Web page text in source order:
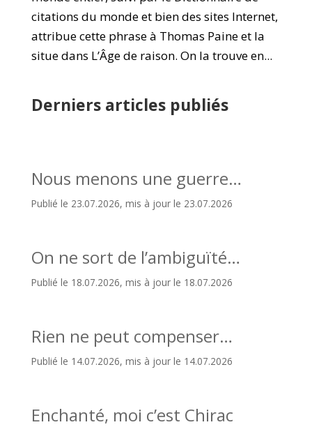
citations du monde et bien des sites Internet,
attribue cette phrase à Thomas Paine et la
situe dans L’Âge de raison. On la trouve en...
Derniers articles publiés
Nous menons une guerre…
Publié le 23.07.2026, mis à jour le 23.07.2026
On ne sort de l’ambiguïté…
Publié le 18.07.2026, mis à jour le 18.07.2026
Rien ne peut compenser…
Publié le 14.07.2026, mis à jour le 14.07.2026
Enchanté, moi c’est Chirac